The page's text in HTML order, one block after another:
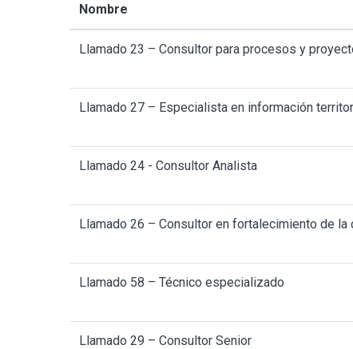
Nombre
Llamado 23 – Consultor para procesos y
Llamado 27 – Especialista en información
Llamado 24 - Consultor Analista
Llamado 26 – Consultor en fortalecimiento de
Llamado 58 – Técnico especializado
Llamado 29 – Consultor Senior